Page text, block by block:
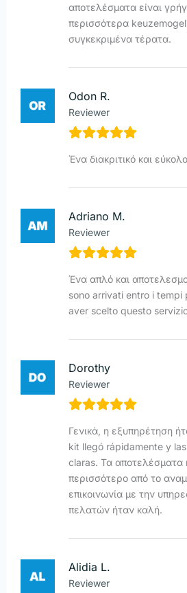
αποτελέσματα είναι
περισσότερα
συγκεκριμένα τέρατα.
Odon R.
Reviewer
Ένα διακριτικό και
Adriano M.
Reviewer
Ένα απλό και
sono arrivati entro i tempi
aver scelto questo
Dorothy
Reviewer
Γενικά, η εξυπηρέτηση
kit llegó rápidamente y
claras. Τα αποτελέσματα
περισσότερο από το
επικοινωνία με την
πελατών ήταν καλή.
Alidia L.
Reviewer